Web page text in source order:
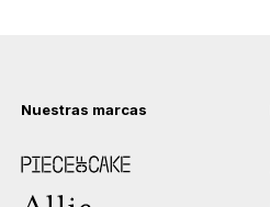
Nuestras marcas
Piece of Cake
Allie